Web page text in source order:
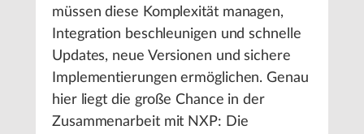
müssen diese Komplexität managen,
Integration beschleunigen und schnelle
Updates, neue Versionen und sichere
Implementierungen ermöglichen. Genau
hier liegt die große Chance in der
Zusammenarbeit mit NXP: Die